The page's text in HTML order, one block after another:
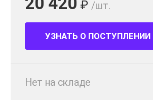
₽ /шт.
УЗНАТЬ О ПОСТУПЛЕНИИ
Нет на складе